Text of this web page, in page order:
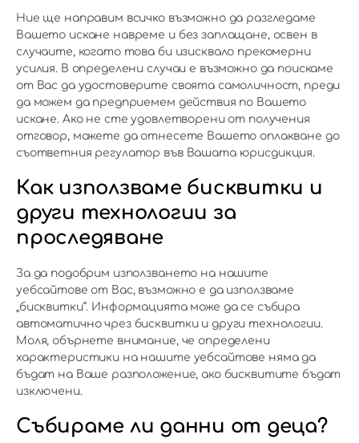
Ние ще направим всичко възможно да разгледаме
Вашето искане навреме и без заплащане, освен в
случаите, когато това би изисквало прекомерни
усилия. В определени случаи е възможно да поискаме
от Вас да удостоверите своята самоличност, преди
да можем да предприемем действия по Вашето
искане. Ако не сте удовлетворени от получения
отговор, можете да отнесете Вашето оплакване до
съответния регулатор във Вашата юрисдикция.
Как използваме бисквитки и
други технологии за
проследяване
За да подобрим използването на нашите
уебсайтове от Вас, възможно е да използваме
„бисквитки“. Информацията може да се събира
автоматично чрез бисквитки и други технологии.
Моля, обърнете внимание, че определени
характеристики на нашите уебсайтове няма да
бъдат на Ваше разположение, ако бисквитите бъдат
изключени.
Събираме ли данни от деца?